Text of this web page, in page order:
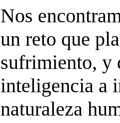
Nos
un reto que
sufrimiento, y
inteligencia a
naturaleza